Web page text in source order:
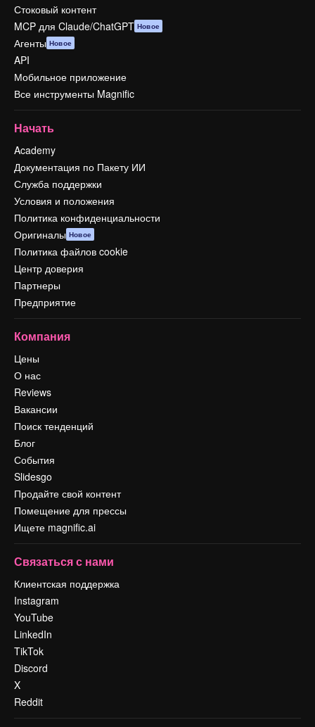
Стоковый контент
MCP для Claude/ChatGPT Новое
Агенты Новое
API
Мобильное приложение
Все инструменты Magnific
Начать
Academy
Документация по Пакету ИИ
Служба поддержки
Условия и положения
Политика конфиденциальности
Оригиналы Новое
Политика файлов cookie
Центр доверия
Партнеры
Предприятие
Компания
Цены
О нас
Reviews
Вакансии
Поиск тенденций
Блог
События
Slidesgo
Продайте свой контент
Помещение для прессы
Ищете magnific.ai
Связаться с нами
Клиентская поддержка
Instagram
YouTube
LinkedIn
TikTok
Discord
X
Reddit